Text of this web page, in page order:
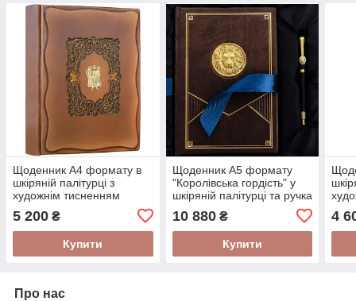
Щоденник А4 формату в
шкіряній палітурці з
художнім тисненням
5 200 ₴
Купити
Щоденник А5 формату
"Королівська гордість" у
шкіряній палітурці та ручка
мініатюрою в
подарунковому футлярі
10 880₴
Купити
4
Про нас